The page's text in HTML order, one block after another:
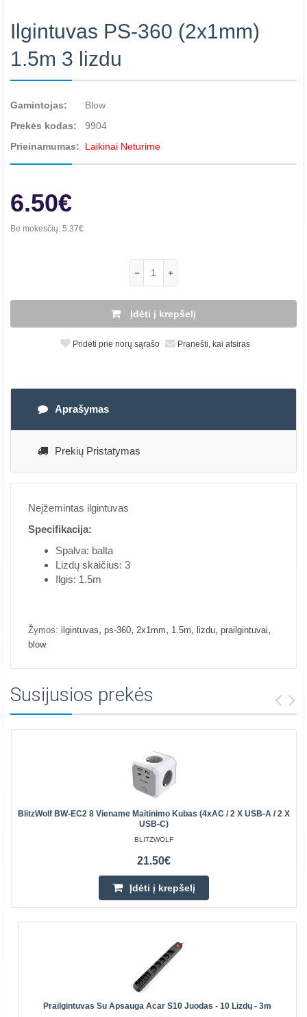
Ilgintuvas PS-360 (2x1mm)
1.5m 3 lizdu
Gamintojas:
Blow
Prekės kodas:
9904
Prieinamumas:
Laikinai Neturime
6.50€
Be mokesčių: 5.37€
Įdėti į krepšelį
Pridėti prie norų sąrašo Pranešti, kai atsiras
Aprašymas
Prekių Pristatymas
Neįžemintas ilgintuvas
Specifikacija:
Spalva: balta
Lizdų skaičius: 3
Ilgis: 1.5m
Žymos: ilgintuvas, ps-360, 2x1mm, 1.5m, lizdu, prailgintuvai,
blow
Susijusios prekės
BlitzWolf BW-EC2 8 Viename Maitinimo Kubas (4xAC / 2 X USB-A / 2 X
USB-C)
BLITZWOLF
21.50€
Įdėti į krepšelį
Prailgintuvas Su Apsauga Acar S10 Juodas - 10 Lizdų - 3m